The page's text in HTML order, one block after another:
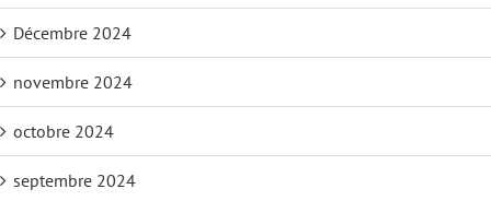
Décembre 2024
novembre 2024
octobre 2024
septembre 2024